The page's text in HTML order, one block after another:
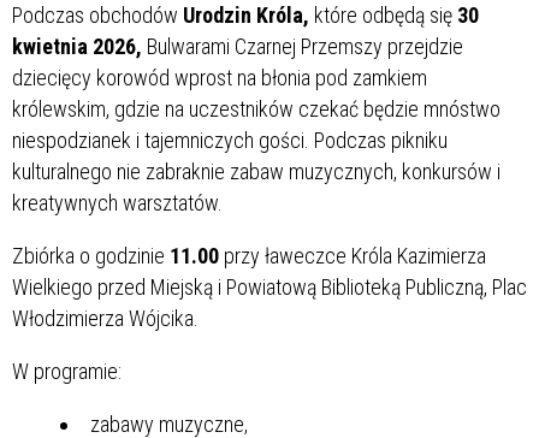
Podczas obchodów Urodzin Króla, które odbędą się 30
kwietnia 2026, Bulwarami Czarnej Przemszy przejdzie
dziecięcy korowód wprost na błonia pod zamkiem
królewskim, gdzie na uczestników czekać będzie mnóstwo
niespodzianek i tajemniczych gości. Podczas pikniku
kulturalnego nie zabraknie zabaw muzycznych, konkursów i
kreatywnych warsztatów.
Zbiórka o godzinie 11.00 przy ławeczce Króla Kazimierza
Wielkiego przed Miejską i Powiatową Biblioteką Publiczną, Plac
Włodzimierza Wójcika.
W programie:
zabawy muzyczne,